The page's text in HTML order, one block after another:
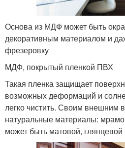
Основа из МДФ может быть
декоративным материалом и
фрезеровку
МДФ, покрытый пленкой ПВХ
Такая пленка защищает
возможных деформаций и
легко чистить. Своим внешним
натуральные материалы:
может быть матовой, глянцевой